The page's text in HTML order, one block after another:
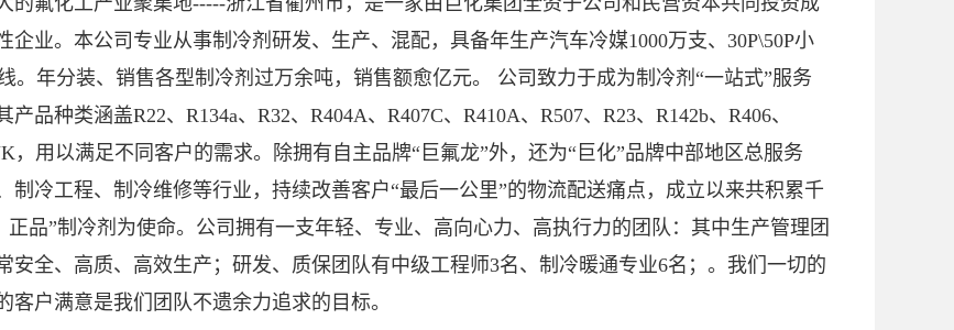
业。本公司专业从事制冷剂研发、生产、混配，具备年生产汽车冷媒1000万支、30P\50P小
。年分装、销售各型制冷剂过万余吨，销售额愈亿元。 公司致力于成为制冷剂“一站式”服务
品种类涵盖R22、R134a、R32、R404A、R407C、R410A、R507、R23、R142b、R406、
，用以满足不同客户的需求。除拥有自主品牌“巨氟龙”外，还为“巨化”品牌中部地区总服务
冷工程、制冷维修等行业，持续改善客户“最后一公里”的物流配送痛点，成立以来共积累千
品”制冷剂为使命。公司拥有一支年轻、专业、高向心力、高执行力的团队：其中生产管理团
安全、高质、高效生产；研发、质保团队有中级工程师3名、制冷暖通专业6名；。我们一切的
户满意是我们团队不遗余力追求的目标。